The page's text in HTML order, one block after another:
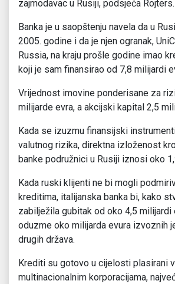
zajmodavac u Rusiji, podsjeća Rojters.
Banka je u saopštenju navela da u
2005. godine i da je njen ogranak,
Russia, na kraju prošle godine imao
koji je sam finansirao od 7,8 milijardi
Vrijednost imovine ponderisane za
milijarde evra, a akcijski kapital 2,5
Kada se izuzmu finansijski
valutnog rizika, direktna izloženost
banke podružnici u Rusiji iznosi oko
Kada ruski klijenti ne bi mogli
kreditima, italijanska banka bi, kako
zabilježila gubitak od oko 4,5 milijardi
oduzme oko milijarda evura izvoznih
drugih država.
Krediti su gotovo u cijelosti plasirani
multinacionalnim korporacijama,